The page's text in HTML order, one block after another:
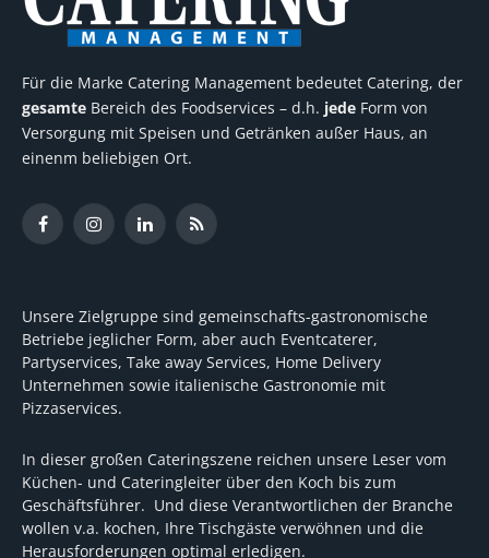
Für die Marke Catering Management bedeutet Catering, der
gesamte Bereich des Foodservices – d.h. jede Form von
Versorgung mit Speisen und Getränken außer Haus, an
einenm beliebigen Ort.
FacebookInstagramLinkedInRSS
Unsere Zielgruppe sind gemeinschafts-gastronomische
Betriebe jeglicher Form, aber auch Eventcaterer,
Partyservices, Take away Services, Home Delivery
Unternehmen sowie italienische Gastronomie mit
Pizzaservices.
In dieser großen Cateringszene reichen unsere Leser vom
Küchen- und Cateringleiter über den Koch bis zum
Geschäftsführer. Und diese Verantwortlichen der Branche
wollen v.a. kochen, Ihre Tischgäste verwöhnen und die
Herausforderungen optimal erledigen.